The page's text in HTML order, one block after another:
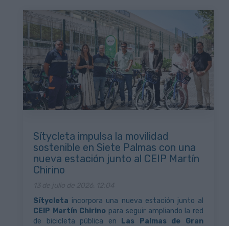
Sítycleta impulsa la movilidad
sostenible en Siete Palmas con una
nueva estación junto al CEIP Martín
Chirino
Sítycleta incorpora una nueva estación junto al
CEIP Martín Chirino para seguir ampliando la red
de bicicleta pública en
Las Palmas de Gran